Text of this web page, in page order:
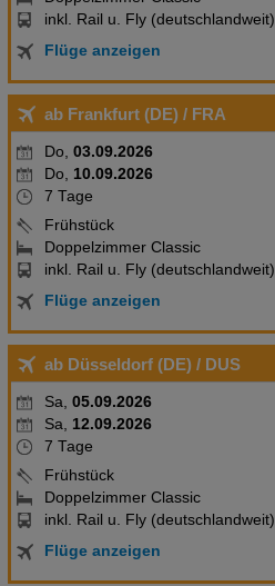
Erweiterte Einstellungen
inkl. Rail u. Fly (deutschlandweit)
Flüge anzeigen
ab Frankfurt (DE) / FRA
Do, 03.09.2026
Do, 10.09.2026
7 Tage
Frühstück
Doppelzimmer Classic
inkl. Rail u. Fly (deutschlandweit)
Flüge anzeigen
ab Düsseldorf (DE) / DUS
Sa, 05.09.2026
Sa, 12.09.2026
7 Tage
Frühstück
Doppelzimmer Classic
inkl. Rail u. Fly (deutschlandweit)
Flüge anzeigen